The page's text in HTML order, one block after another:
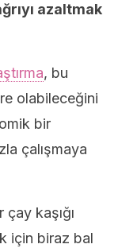
azaltmak
, bu
olabileceğini
bir
çalışmaya
kaşığı
için biraz bal